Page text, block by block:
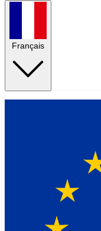
Français